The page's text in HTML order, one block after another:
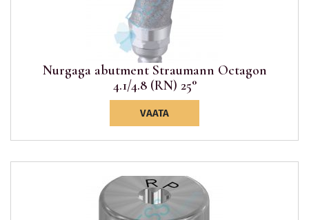
Nurgaga abutment Straumann Octagon
4.1/4.8 (RN) 25°
VAATA